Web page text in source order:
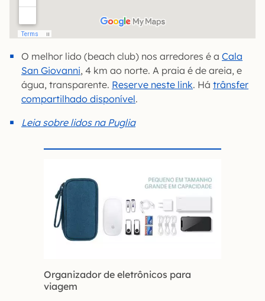
O melhor lido (beach club) nos arredores é a Cala
San Giovanni, 4 km ao norte. A praia é de areia, e
água, transparente. Reserve neste link. Há trânsfer
compartilhado disponível.
Leia sobre lidos na Puglia
Organizador de eletrônicos para
viagem